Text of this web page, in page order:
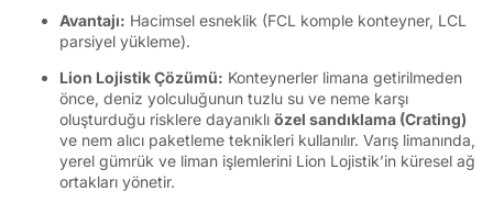
Avantajı: Hacimsel esneklik (FCL komple konteyner, LCL
parsiyel yükleme).
Lion Lojistik Çözümü: Konteynerler limana getirilmeden
önce, deniz yolculuğunun tuzlu su ve neme karşı
oluşturduğu risklere dayanıklı özel sandıklama (Crating)
ve nem alıcı paketleme teknikleri kullanılır. Varış limanında,
yerel gümrük ve liman işlemlerini Lion Lojistik’in küresel ağ
ortakları yönetir.